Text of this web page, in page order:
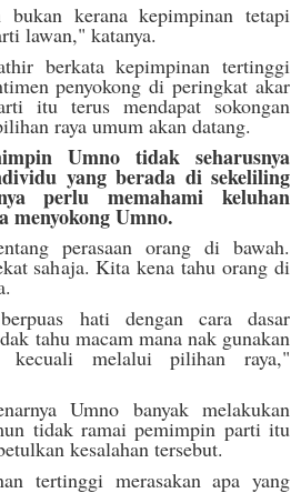
kerana kepimpinan tetapi
lawan," katanya.
berkata kepimpinan tertinggi
penyokong di peringkat akar
itu terus mendapat sokongan
raya umum akan datang.
Umno tidak seharusnya
yang berada di sekeliling
perlu memahami keluhan
menyokong Umno.
perasaan orang di bawah.
sahaja. Kita kena tahu orang di
hati dengan cara dasar
tahu macam mana nak gunakan
kecuali melalui pilihan raya,"
Umno banyak melakukan
tidak ramai pemimpin parti itu
kesalahan tersebut.
tertinggi merasakan apa yang